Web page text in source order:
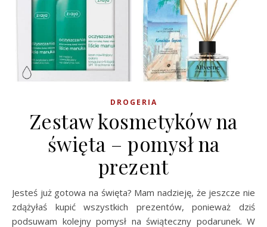
DROGERIA
Zestaw kosmetyków na
święta – pomysł na
prezent
Jesteś już gotowa na święta? Mam nadzieję, że jeszcze nie
zdążyłaś kupić wszystkich prezentów, ponieważ dziś
podsuwam kolejny pomysł na świąteczny podarunek. W